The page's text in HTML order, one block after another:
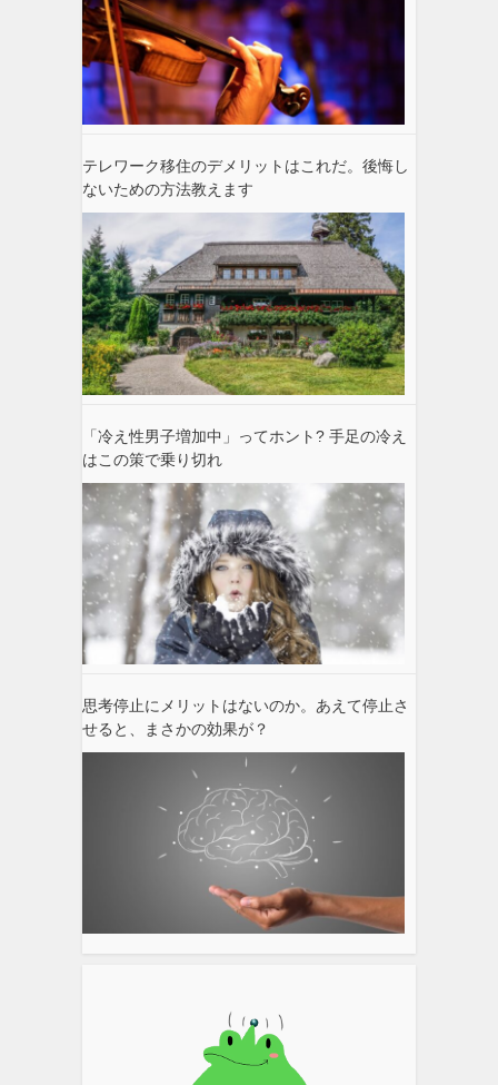
テレワーク移住のデメリットはこれだ。後悔し
ないための方法教えます
「冷え性男子増加中」ってホント? 手足の冷え
はこの策で乗り切れ
思考停止にメリットはないのか。あえて停止さ
せると、まさかの効果が？